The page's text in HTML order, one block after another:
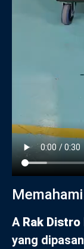
A Rak Distro
yang